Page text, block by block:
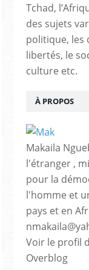
Tchad,
des sujets
politique, les
libertés, le
culture etc.
À PROPOS
Makaila
l'étranger ,
pour la
l'homme et
pays et en
Voir le profil
Overblog